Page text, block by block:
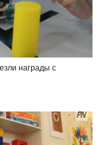
награды с